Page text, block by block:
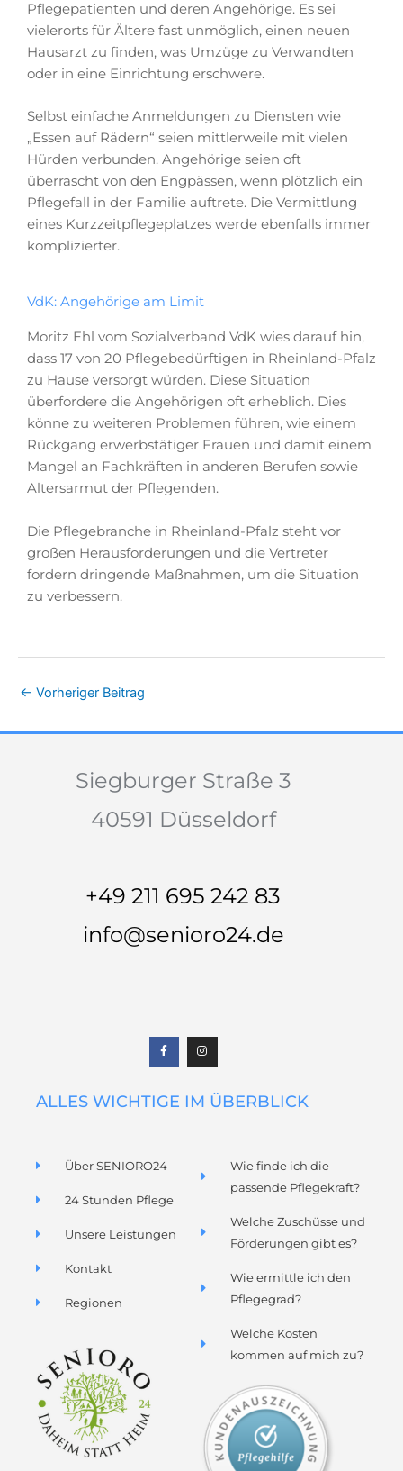
Pflegepatienten und deren Angehörige. Es sei
vielerorts für Ältere fast unmöglich, einen neuen
Hausarzt zu finden, was Umzüge zu Verwandten
oder in eine Einrichtung erschwere.
Selbst einfache Anmeldungen zu Diensten wie
„Essen auf Rädern“ seien mittlerweile mit vielen
Hürden verbunden. Angehörige seien oft
überrascht von den Engpässen, wenn plötzlich ein
Pflegefall in der Familie auftrete. Die Vermittlung
eines Kurzzeitpflegeplatzes werde ebenfalls immer
komplizierter.
VdK: Angehörige am Limit
Moritz Ehl vom Sozialverband VdK wies darauf hin,
dass 17 von 20 Pflegebedürftigen in Rheinland-Pfalz
zu Hause versorgt würden. Diese Situation
überfordere die Angehörigen oft erheblich. Dies
könne zu weiteren Problemen führen, wie einem
Rückgang erwerbstätiger Frauen und damit einem
Mangel an Fachkräften in anderen Berufen sowie
Altersarmut der Pflegenden.
Die Pflegebranche in Rheinland-Pfalz steht vor
großen Herausforderungen und die Vertreter
fordern dringende Maßnahmen, um die Situation
zu verbessern.
← Vorheriger Beitrag
Siegburger Straße 3
40591 Düsseldorf
+49 211 695 242 83
info@senioro24.de
c
e
b
o
s
t
a
g
m
ALLES WICHTIGE IM ÜBERBLICK
Über SENIORO24
24 Stunden Pflege
Unsere Leistungen
Kontakt
Regionen
Wie finde ich die
passende Pflegekraft?
Welche Zuschüsse und
Förderungen gibt es?
Wie ermittle ich den
Pflegegrad?
Welche Kosten
kommen auf mich zu?